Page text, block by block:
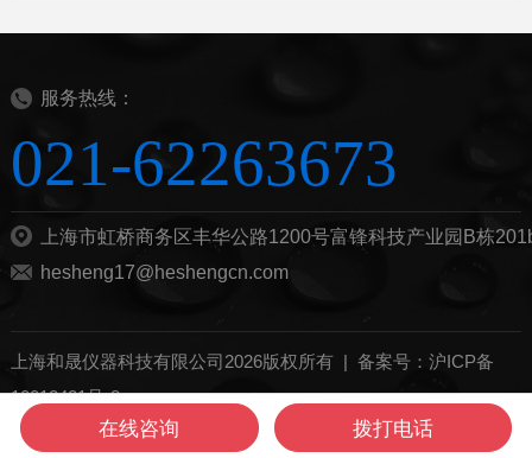
服务热线：
021-62263673
上海市虹桥商务区丰华公路1200号富锋科技产业园B栋
hesheng17@heshengcn.com
上海和晟仪器科技有限公司2026版权所有 | 备案号：沪ICP备
10012421号-8
管理登陆
技术支持： 化工仪器网 sitemap.xml
在线咨询 拨打电话